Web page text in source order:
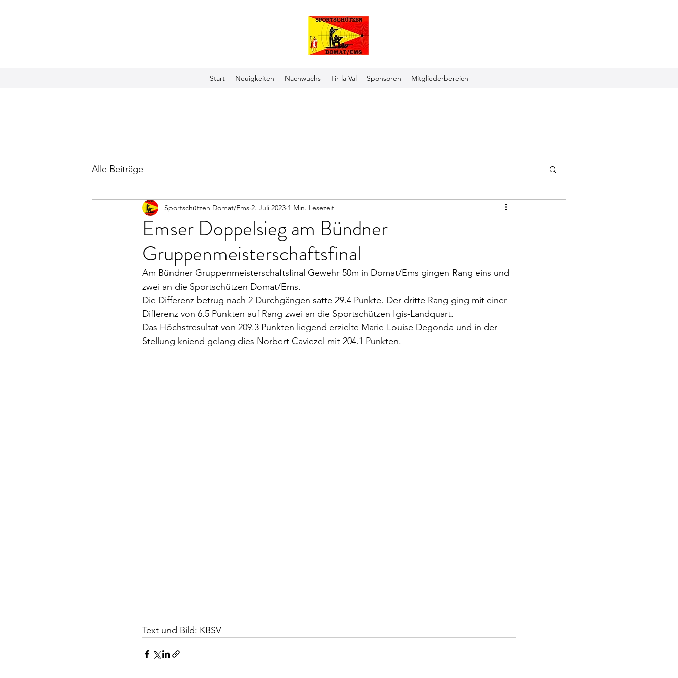
Start Neuigkeiten Nachwuchs Tir la Val Sponsoren Mitgliederbereich
Alle Beiträge
Emser Doppelsieg am Bündner
Gruppenmeisterschaftsfinal
Sportschützen Domat/Ems 2. Juli 2023 1 Min. Lesezeit
Am Bündner Gruppenmeisterschaftsfinal Gewehr 50m in Domat/Ems gingen Rang eins und
zwei an die Sportschützen Domat/Ems.
Die Differenz betrug nach 2 Durchgängen satte 29.4 Punkte. Der dritte Rang ging mit einer
Differenz von 6.5 Punkten auf Rang zwei an die Sportschützen Igis-Landquart.
Das Höchstresultat von 209.3 Punkten liegend erzielte Marie-Louise Degonda und in der
Stellung kniend gelang dies Norbert Caviezel mit 204.1 Punkten.
Text und Bild: KBSV